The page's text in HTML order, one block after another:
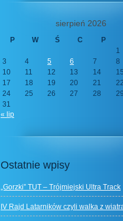
sierpień 2026
P W Ś C P
1
3
4 5 6 7 8
10
11 12 13 14 15
17
18 19 20 21 22
24
25 26 27 28 29
31
« lip
Ostatnie wpisy
„Gorzki” TUT – Trójmiejski Ultra Track
IV Rajd Latarników czyli walka z